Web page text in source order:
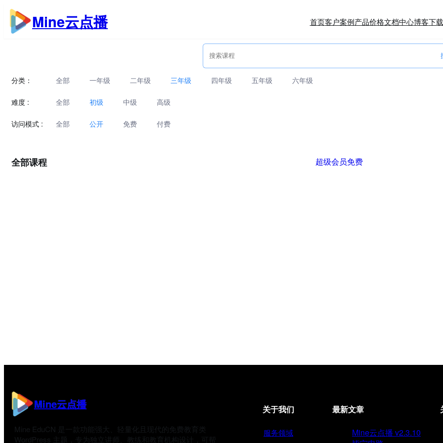
跳
至
内
Mine云点播 首页客户案例产品价格文档中心博客下载
分类： 全部 一年级 二年级 三年级 四年级 五年级 六年级
难度 : 全部 初级 中级 高级
访问模式 : 全部 公开 免费 付费
全部课程 超级会员免费
Mine云点播
Mine EduCN 是一款功能强大、轻量化且现代的免费教育类
WordPress 主题，专为独立讲师、教练和教育机构设计，可帮
关于我们
服务领域
最新文章
Mine云点播 v2.3.10